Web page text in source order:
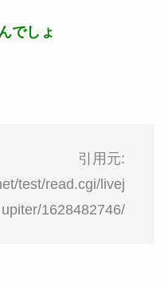
でしょ
引用元:
test/read.cgi/livej
upiter/1628482746/